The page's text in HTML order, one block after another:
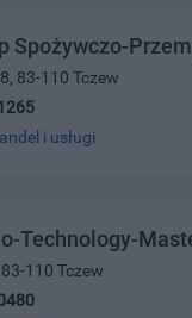
Spożywczo-
83-110 Tczew
i usługi
Technology-
110 Tczew